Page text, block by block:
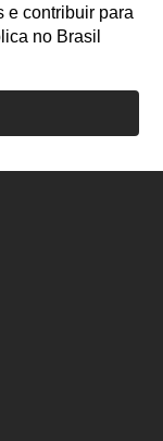
e contribuir para
no Brasil